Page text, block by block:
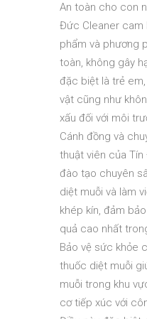
An toàn cho con
Đức Cleaner cam
phẩm và phương
toàn, không gây
đặc biệt là trẻ
vật cũng như
xấu đối với môi
Cánh đồng và
thuật viên của
đào tạo chuyên
diệt muỗi và làm
khép kín, đảm
quả cao nhất
Bảo vệ sức khỏe
thuốc diệt muỗi
muỗi trong khu
cơ tiếp xúc với